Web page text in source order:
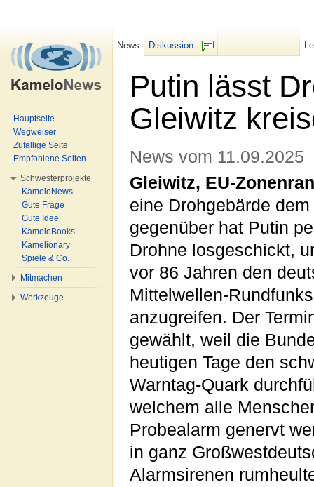
Putin lässt
Gleiwitz
News vom 11.09.2025
Gleiwitz, EU-
eine Drohgebärde
gegenüber hat Putin
Drohne losgeschickt,
vor 86 Jahren den
Mittelwellen-
anzugreifen. Der
gewählt, weil die
heutigen Tage den
Warntag-Quark
welchem alle
Probealarm genervt
in ganz
Alarmsirenen
News
Diskussion
Hauptseite
Wegweiser
Zufällige Seite
Empfohlene Seiten
Schwesterprojekte
KameloNews
Gute Frage
Gute Idee
KameloBooks
Kamelionary
Spiele & Co.
Mitmachen
Werkzeuge